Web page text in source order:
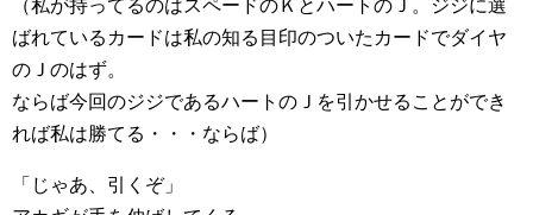
（私が持ってるのはスペードのＫとハートのＪ。ジジに選
ばれているカードは私の知る目印のついたカードでダイヤ
のＪのはず。
ならば今回のジジであるハートのＪを引かせることができ
れば私は勝てる・・・ならば）
「じゃあ、引くぞ」